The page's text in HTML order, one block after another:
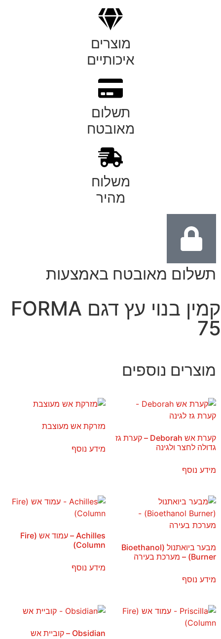
מוצרים
איכותיים
תשלום
מאובטח
משלוח
מהיר
תשלום מאובטח באמצעות
קמין בנוי עץ דגם FORMA
75
מוצרים נוספים
קערת אש Deborah – קערת גז
גדולה לחצר ולגינה
מידע נוסף
מזרקת אש מעוצבת
מידע נוסף
מבער ביואתנול (Bioethanol
Burner) – מערכת בעירה
מידע נוסף
Achilles – עמוד אש (Fire
Column)
מידע נוסף
Obsidian – קוביית אש